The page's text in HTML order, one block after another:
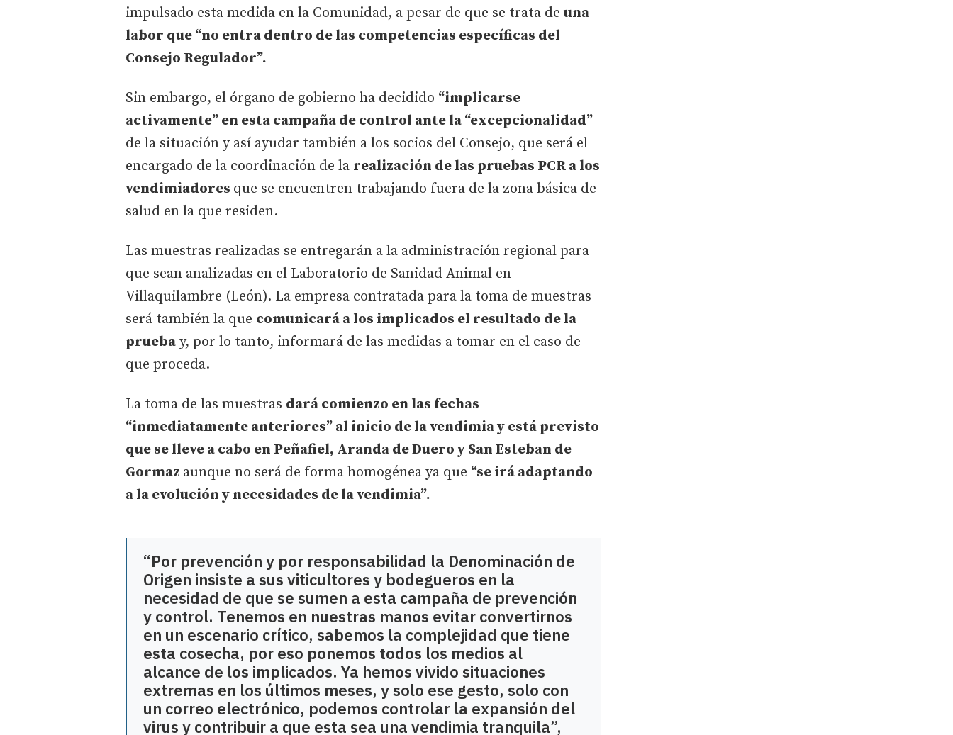
impulsado esta medida en la Comunidad, a pesar de que se trata de una
labor que “no entra dentro de las competencias específicas del
Consejo Regulador”.
Sin embargo, el órgano de gobierno ha decidido “implicarse
activamente” en esta campaña de control ante la “excepcionalidad”
de la situación y así ayudar también a los socios del Consejo, que será el
encargado de la coordinación de la realización de las pruebas PCR a los
vendimiadores que se encuentren trabajando fuera de la zona básica de
salud en la que residen.
Las muestras realizadas se entregarán a la administración regional para
que sean analizadas en el Laboratorio de Sanidad Animal en
Villaquilambre (León). La empresa contratada para la toma de muestras
será también la que comunicará a los implicados el resultado de la
prueba y, por lo tanto, informará de las medidas a tomar en el caso de
que proceda.
La toma de las muestras dará comienzo en las fechas
“inmediatamente anteriores” al inicio de la vendimia y está previsto
que se lleve a cabo en Peñafiel, Aranda de Duero y San Esteban de
Gormaz aunque no será de forma homogénea ya que “se irá adaptando
a la evolución y necesidades de la vendimia”.
“Por prevención y por responsabilidad la Denominación de
Origen insiste a sus viticultores y bodegueros en la
necesidad de que se sumen a esta campaña de prevención
y control. Tenemos en nuestras manos evitar convertirnos
en un escenario crítico, sabemos la complejidad que tiene
esta cosecha, por eso ponemos todos los medios al
alcance de los implicados. Ya hemos vivido situaciones
extremas en los últimos meses, y solo ese gesto, solo con
un correo electrónico, podemos controlar la expansión del
virus y contribuir a que esta sea una vendimia tranquila”,